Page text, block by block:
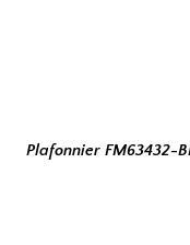
Plafonnier FM63432-